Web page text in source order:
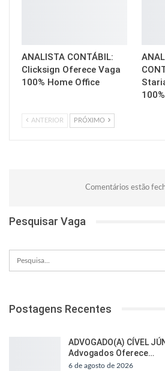
ANALISTA CONTÁBIL:
Clicksign Oferece Vaga
100% Home Office
ANTERIOR PRÓXIMO
Comentários estão
Pesquisar Vaga
Postagens Recentes
ADVOGADO(A) CÍVEL
Advogados Oferece…
6 de agosto de 2026